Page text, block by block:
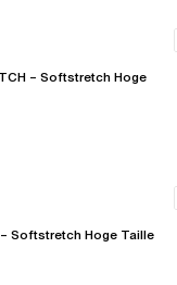
– Softstretch Hoge
Softstretch Hoge Taille